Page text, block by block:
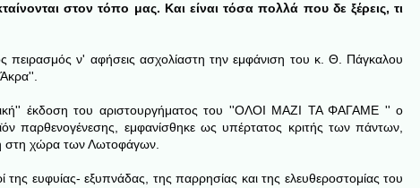
στον τόπο μας. Και είναι τόσα πολλά που δε ξέρεις, τι
πειρασμός ν' αφήσεις ασχολίαστη την εμφάνιση του κ. Θ. Πάγκαλου
έκδοση του αριστουργήματος του ''ΟΛΟΙ ΜΑΖΙ ΤΑ ΦΑΓΑΜΕ '' ο
παρθενογένεσης, εμφανίσθηκε ως υπέρτατος κριτής των πάντων,
στη χώρα των Λωτοφάγων.
της ευφυίας- εξυπνάδας, της παρρησίας και της ελευθεροστομίας του